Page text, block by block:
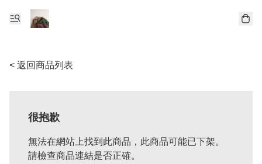
< 返回商品列表
很抱歉
無法在網站上找到此商品，此商品可能已下架。
請檢查商品連結是否正確。